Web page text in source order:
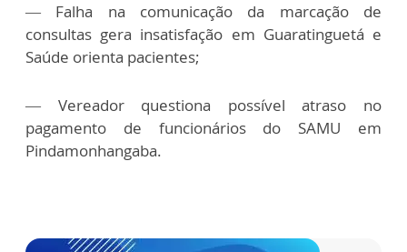
— Falha na comunicação da marcação de
consultas gera insatisfação em Guaratinguetá e
Saúde orienta pacientes;
— Vereador questiona possível atraso no
pagamento de funcionários do SAMU em
Pindamonhangaba.